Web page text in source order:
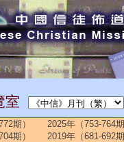
室
期） 2025年（753-764期
期）
2019年（681-692期